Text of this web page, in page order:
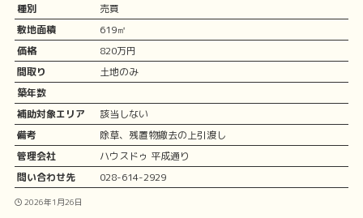
種別
売買
敷地面積
619㎡
価格
820万円
間取り
土地のみ
築年数
補助対象エリア
該当しない
備考
除草、残置物撤去の上引渡し
管理会社
ハウスドゥ 平成通り
問い合わせ先
028-614-2929
2026年1月26日